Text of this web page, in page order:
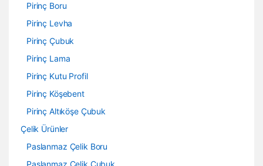
Pirinç Boru
Pirinç Levha
Pirinç Çubuk
Pirinç Lama
Pirinç Kutu Profil
Pirinç Köşebent
Pirinç Altıköşe Çubuk
Çelik Ürünler
Paslanmaz Çelik Boru